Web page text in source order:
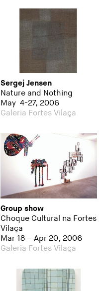
Sergej Jensen
Nature and Nothing
May 4-27, 2006
Galeria Fortes Vilaça
Group show
Choque Cultural na Fortes
Vilaça
Mar 18 – Apr 20, 2006
Galeria Fortes Vilaça